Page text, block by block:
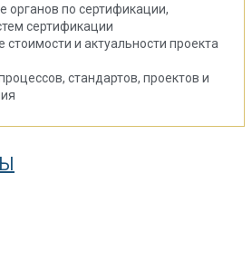
органов по сертификации,
сертификации
и актуальности проекта
стандартов, проектов и